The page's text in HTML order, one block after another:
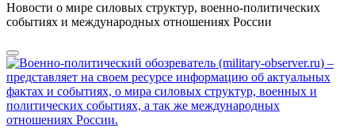
Новости о мире силовых структур, военно-политических
событиях и международных отношениях России